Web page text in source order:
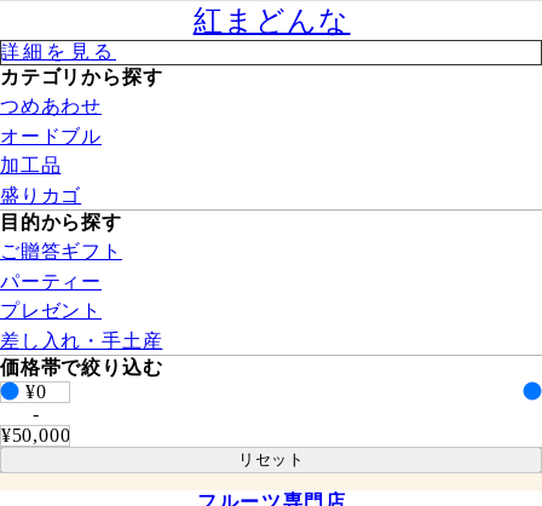
紅まどんな
詳細を⾒る
カテゴリから探す
つめあわせ
オードブル
加工品
盛りカゴ
⽬的から探す
ご贈答ギフト
パーティー
プレゼント
差し入れ・手土産
価格帯で絞り込む
¥0
-
¥50,000
リセット
フルーツ専門店